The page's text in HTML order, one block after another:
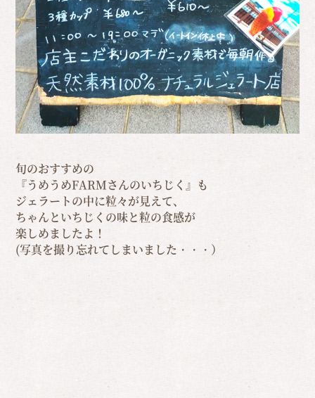
旬のおすすめの
『うめうめFARMさんのいちじく』も
ジェラートの中に粒々が見えて、
ちゃんといちじくの味と粒の食感が
楽しめましたよ！
(写真を撮り忘れてしまいました・・・）